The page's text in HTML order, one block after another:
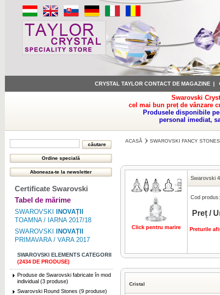
CRYSTAL TAYLOR CONTACT DE MAGAZINE |
Swarovski
cel mai bun preț de vânzare
Produsele disponibile
personal imediat,
Certificate Swarovski
Tabel de mărime
SWAROVSKI
INOVAȚII
TOAMNA / IARNA 2017/18
SWAROVSKI
INOVAȚII
PRIMAVARA / VARA 2017
SWAROVSKI ELEMENTS CATEGORII
(2434 DE PRODUSE)
Produse de Swarovski fabricate în mod
individual (3 produse)
Swarovski Round Stones (9 produse)
ACASĂ SWAROVSKI FANCY
Click pentru marire
Swarovski
Cod produs:
Preț /
Preturile
Cristal